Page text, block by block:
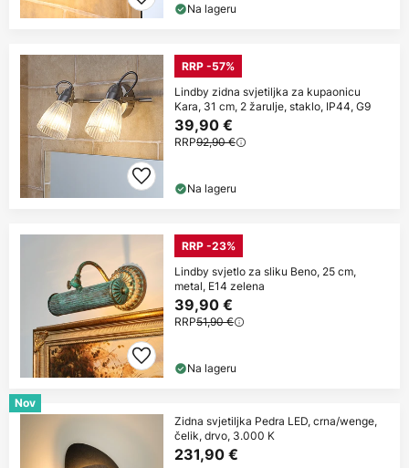
Na lageru
RRP -57%
Lindby zidna svjetiljka za kupaonicu
Kara, 31 cm, 2 žarulje, staklo, IP44, G9
39,90 €
RRP92,90 €
Na lageru
RRP -23%
Lindby svjetlo za sliku Beno, 25 cm,
metal, E14 zelena
39,90 €
RRP51,90 €
Na lageru
Nov
Zidna svjetiljka Pedra LED, crna/wenge,
čelik, drvo, 3.000 K
231,90 €